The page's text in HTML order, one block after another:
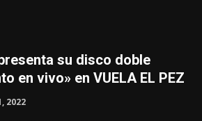
su disco doble
en vivo» en VUELA EL PEZ
2022